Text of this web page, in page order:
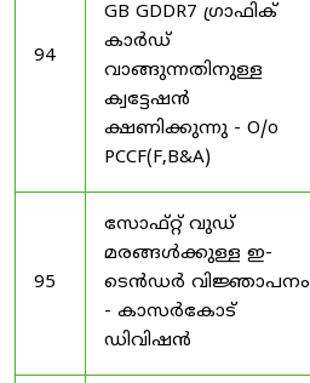
94
GB GDDR7 ഗ്രാഫിക്
കാർഡ്
വാങ്ങുന്നതിനുള്ള
ക്വട്ടേഷൻ
ക്ഷണിക്കുന്നു - O/o
PCCF(F,B&A)
95
സോഫ്റ്റ് വുഡ്
മരങ്ങൾക്കുള്ള ഇ-
ടെൻഡർ വിജ്ഞാപനം
- കാസർകോട്
ഡിവിഷൻ